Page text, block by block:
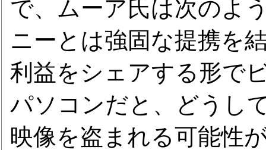
で、ムーア氏は次のよ
ニーとは強固な提携を
利益をシェアする形で
パソコンだと、どうし
映像を盗まれる可能性